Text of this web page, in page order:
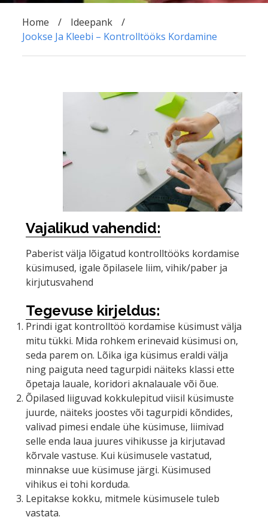
Home
Ideepank
Jookse Ja Kleebi – Kontrolltööks Kordamine
Vajalikud vahendid:
Paberist välja lõigatud kontrolltööks kordamise
küsimused, igale õpilasele liim, vihik/paber ja
kirjutusvahend
Tegevuse kirjeldus:
Prindi igat kontrolltöö kordamise küsimust välja
mitu tükki. Mida rohkem erinevaid küsimusi on,
seda parem on. Lõika iga küsimus eraldi välja
ning paiguta need tagurpidi näiteks klassi ette
õpetaja lauale, koridori aknalauale või õue.
Õpilased liiguvad kokkulepitud viisil küsimuste
juurde, näiteks joostes või tagurpidi kõndides,
valivad pimesi endale ühe küsimuse, liimivad
selle enda laua juures vihikusse ja kirjutavad
kõrvale vastuse. Kui küsimusele vastatud,
minnakse uue küsimuse järgi. Küsimused
vihikus ei tohi korduda.
Lepitakse kokku, mitmele küsimusele tuleb
vastata.